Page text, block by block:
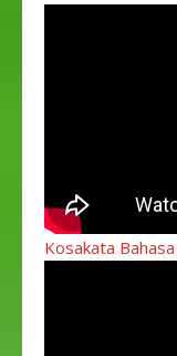
Kosakata